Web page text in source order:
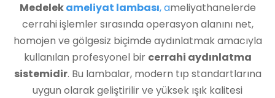
Medelekameliyat lambası, ameliyathanelerde
cerrahi işlemler sırasında operasyon alanını net,
homojen ve gölgesiz biçimde aydınlatmak amacıyla
kullanılan profesyonel bir cerrahi aydınlatma
sistemidir. Bu lambalar, modern tıp standartlarına
uygun olarak geliştirilir ve yüksek ışık kalitesi